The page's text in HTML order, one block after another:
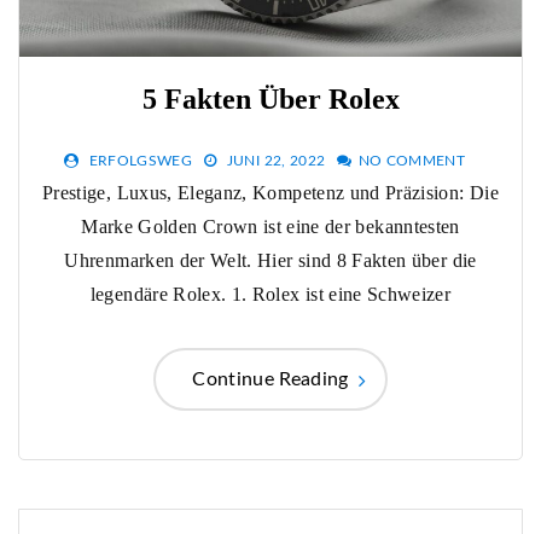
5 Fakten Über Rolex
ERFOLGSWEG JUNI 22, 2022 NO COMMENT
Prestige, Luxus, Eleganz, Kompetenz und Präzision: Die
Marke Golden Crown ist eine der bekanntesten
Uhrenmarken der Welt. Hier sind 8 Fakten über die
legendäre Rolex. 1. Rolex ist eine Schweizer
Continue Reading